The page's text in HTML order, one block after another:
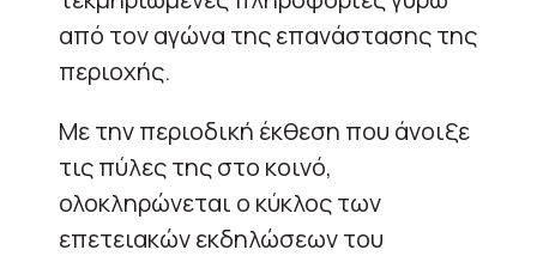
από τον αγώνα της επανάστασης της
περιοχής.
Με την περιοδική έκθεση που άνοιξε
τις πύλες της στο κοινό,
ολοκληρώνεται ο κύκλος των
επετειακών εκδηλώσεων του